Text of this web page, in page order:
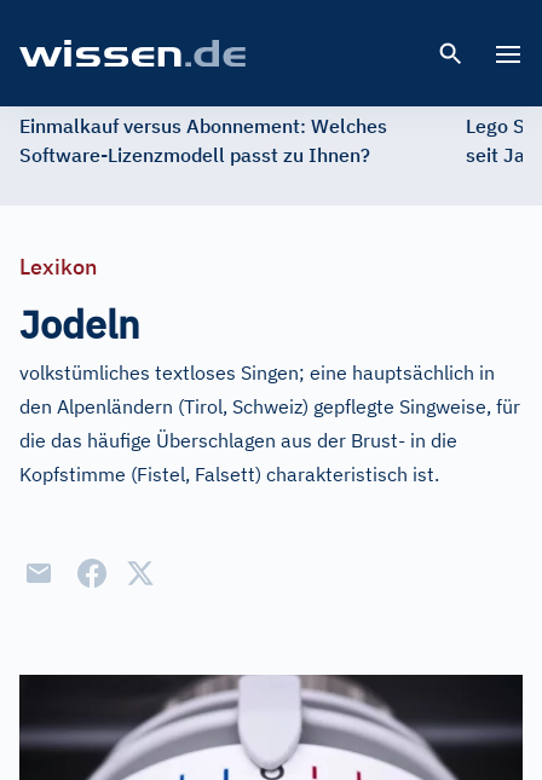
Einmalkauf versus Abonnement: Welches
Software-Lizenzmodell passt zu Ihnen?
Lego
seit
Lexikon
Jodeln
volkstümliches textloses Singen; eine hauptsächlich in
den Alpenländern (Tirol, Schweiz) gepflegte Singweise, für
die das häufige Überschlagen aus der Brust- in die
Kopfstimme (Fistel, Falsett) charakteristisch ist.